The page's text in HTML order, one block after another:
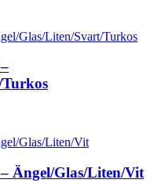
Ängel/Glas/Liten/Vit